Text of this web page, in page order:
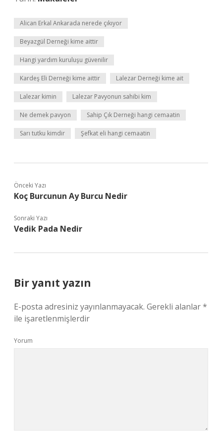
Alican Erkal Ankarada nerede çıkıyor
Beyazgül Derneği kime aittir
Hangi yardım kuruluşu güvenilir
Kardeş Eli Derneği kime aittir Lalezar Derneği kime ait
Lalezar kimin Lalezar Pavyonun sahibi kim
Ne demek pavyon Sahip Çık Derneği hangi cemaatin
Sarı tutku kimdir Şefkat eli hangi cemaatin
Önceki Yazı
Koç Burcunun Ay Burcu Nedir
Sonraki Yazı
Vedik Pada Nedir
Bir yanıt yazın
E-posta adresiniz yayınlanmayacak. Gerekli alanlar*
ile işaretlenmişlerdir
Yorum